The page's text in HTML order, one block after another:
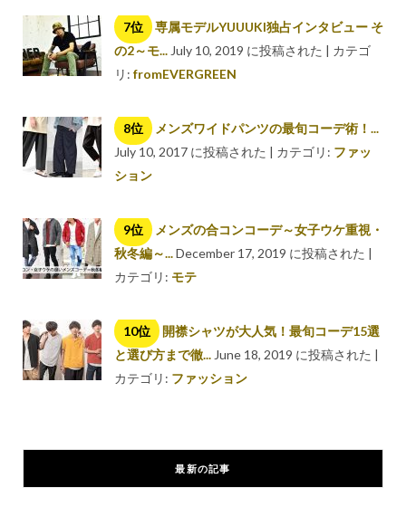
専属モデルYUUUKI独占インタビュー そ
の2～モ... July 10, 2019 に投稿された | カテゴ
リ: fromEVERGREEN
メンズワイドパンツの最旬コーデ術！...
July 10, 2017 に投稿された | カテゴリ: ファッ
ション
メンズの合コンコーデ～女子ウケ重視・
秋冬編～...December 17, 2019 に投稿された |
カテゴリ: モテ
開襟シャツが大人気！最旬コーデ15選
と選び方まで徹... June 18, 2019 に投稿された |
カテゴリ: ファッション
最新の記事